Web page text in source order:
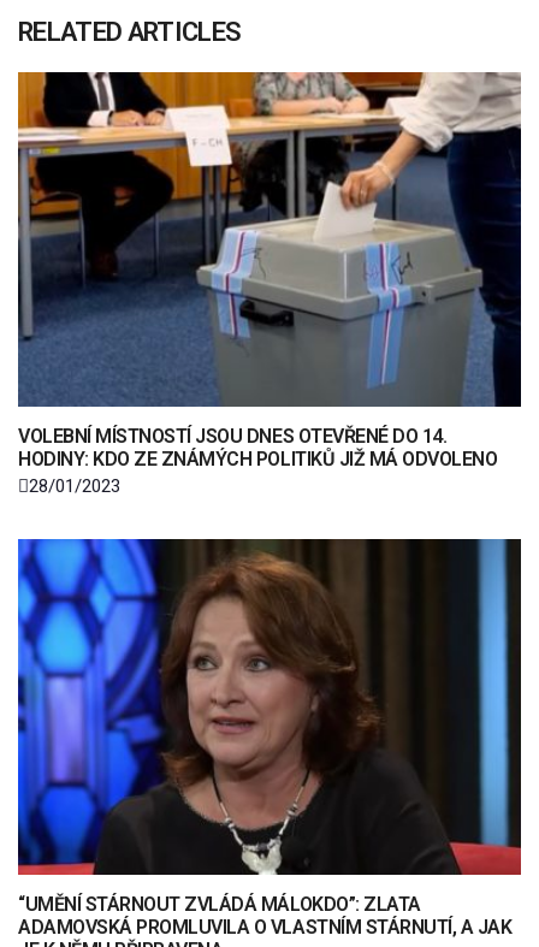
RELATED ARTICLES
VOLEBNÍ MÍSTNOSTÍ JSOU DNES OTEVŘENÉ DO 14.
HODINY: KDO ZE ZNÁMÝCH POLITIKŮ JIŽ MÁ ODVOLENO
28/01/2023
“UMĚNÍ STÁRNOUT ZVLÁDÁ MÁLOKDO”: ZLATA
ADAMOVSKÁ PROMLUVILA O VLASTNÍM STÁRNUTÍ, A JAK